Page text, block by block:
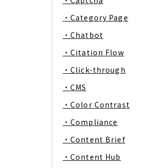
・Category Page
・Chatbot
・Citation Flow
・Click-through
・CMS
・Color Contrast
・Compliance
・Content Brief
・Content Hub